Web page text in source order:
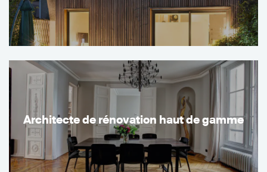
Architecte de rénovation haut de gamme